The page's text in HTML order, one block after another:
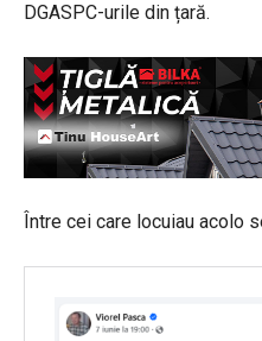
DGASPC-urile din țară.
Între cei care locuiau acolo